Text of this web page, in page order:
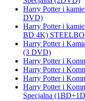
Harry Potter i
DVD)
Harry Potter i
BD 4K)
Harry Potter i
(3 DVD)
Harry Potter i
Harry Potter i
Harry Potter i
Harry Potter i
Specjalna